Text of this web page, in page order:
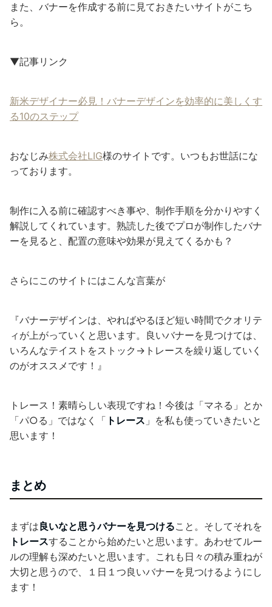
また、バナーを作成する前に見ておきたいサイトがこち
ら。
▼記事リンク
新米デザイナー必見！バナーデザインを効率的に美しくす
る10のステップ
おなじみ株式会社LIG様のサイトです。いつもお世話にな
っております。
制作に入る前に確認すべき事や、制作手順を分かりやすく
解説してくれています。熟読した後でプロが制作したバナ
ーを見ると、配置の意味や効果が見えてくるかも？
さらにこのサイトにはこんな言葉が
『バナーデザインは、やればやるほど短い時間でクオリテ
ィが上がっていくと思います。良いバナーを見つけては、
いろんなテイストをストック→トレースを繰り返していく
のがオススメです！』
トレース！素晴らしい表現ですね！今後は「マネる」とか
「パ○る」ではなく「 トレース 」を私も使っていきたいと
思います！
まとめ
まずは良いなと思うバナーを見つけること。そしてそれを
トレースすることから始めたいと思います。あわせてルー
ルの理解も深めたいと思います。これも日々の積み重ねが
大切と思うので、１日１つ良いバナーを見つけるようにし
ます！